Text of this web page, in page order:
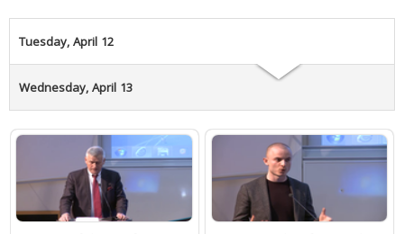
Tuesday, April 12
Wednesday, April 13